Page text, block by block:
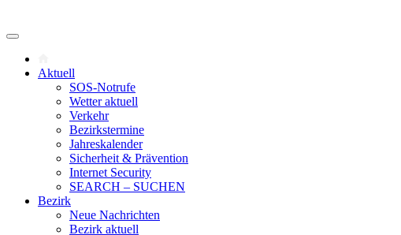
Aktuell
SOS-Notrufe
Wetter aktuell
Verkehr
Bezirkstermine
Jahreskalender
Sicherheit & Prävention
Internet Security
SEARCH – SUCHEN
Bezirk
Neue Nachrichten
Bezirk aktuell